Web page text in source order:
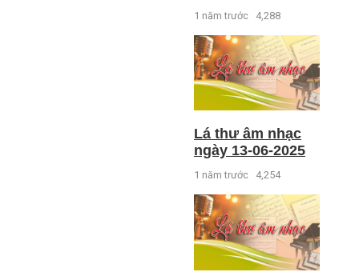
1 năm trước 4,288
Lá thư âm nhạc
ngày 13-06-2025
1 năm trước 4,254